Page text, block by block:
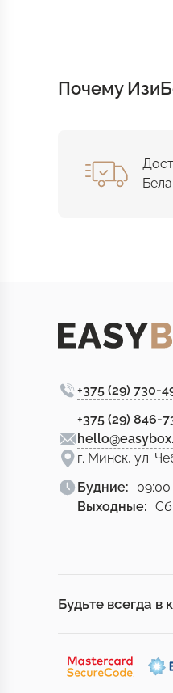
Почему
+375 (29) 730-
+375 (29) 846-
г. Минск, ул.
Будние:
Выходные:
Будьте всегда в